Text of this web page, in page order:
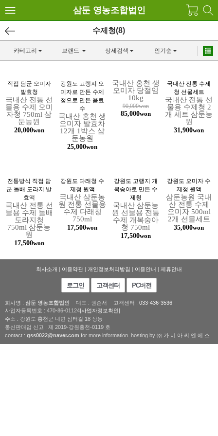
삼둔 영농조합법인
수제청(8)
카테고리 브랜드 상세검색 인기순
직접 담군 오미자
발효청
국내산 전통 선
물용 수제 오미
자청 750ml 삼
둔농원
20,000won
강원도 고랭지 오
미자로 만든 수제
청으로 만든 음료
수
국내산 홍천 생
오미자 발효차
12개 1박스 삼
둔농원
25,000won
국내산 홍천 생
오미자 당절임
10kg
90,000won
85,000won
국내산 전통 수제
청 선물세트
국내산 전통 선
물용 수제청 2
개 세트 삼둔농
원
31,900won
전통방식 직접 담
군 돌배 도라지 발
효액
국내산 전통 선
물용 수제 돌배
도라지청
750ml 삼둔농
원
17,500won
강원도 다래청 수
제청 원액
국내산 삼둔농
원 전통 선물용
수제 다래청
750ml
17,500won
강원도 고랭지 개
복숭아로 만든 수
제청
국내산 삼둔농
원 선물용 전통
수제 개복숭아
청 750ml
17,500won
강원도 오미자 수
제청 원액
삼둔농원 국내
산 전통 수제
오미자 500ml
2개 선물세트
35,000won
회사소개 | 이용약관 | 개인정보처리방침 | 이용안내 | 제휴안내
로그인 고객센터 PC버전
회사명 : 삼둔 영농조합법인 대표 : 권순서 고객센터 : 033-436-3536
사업자등록번호 : 470-86-01124[사업자정보확인]
주소 : 강원도 홍천군 내면 섬터길 18 상동
통신판매업 신고 : 제 2019-강원홍천-0119 호
contact : gss0022@naver.com for more information. hosting by ㈜ 가 비 아 씨 엔 에 스